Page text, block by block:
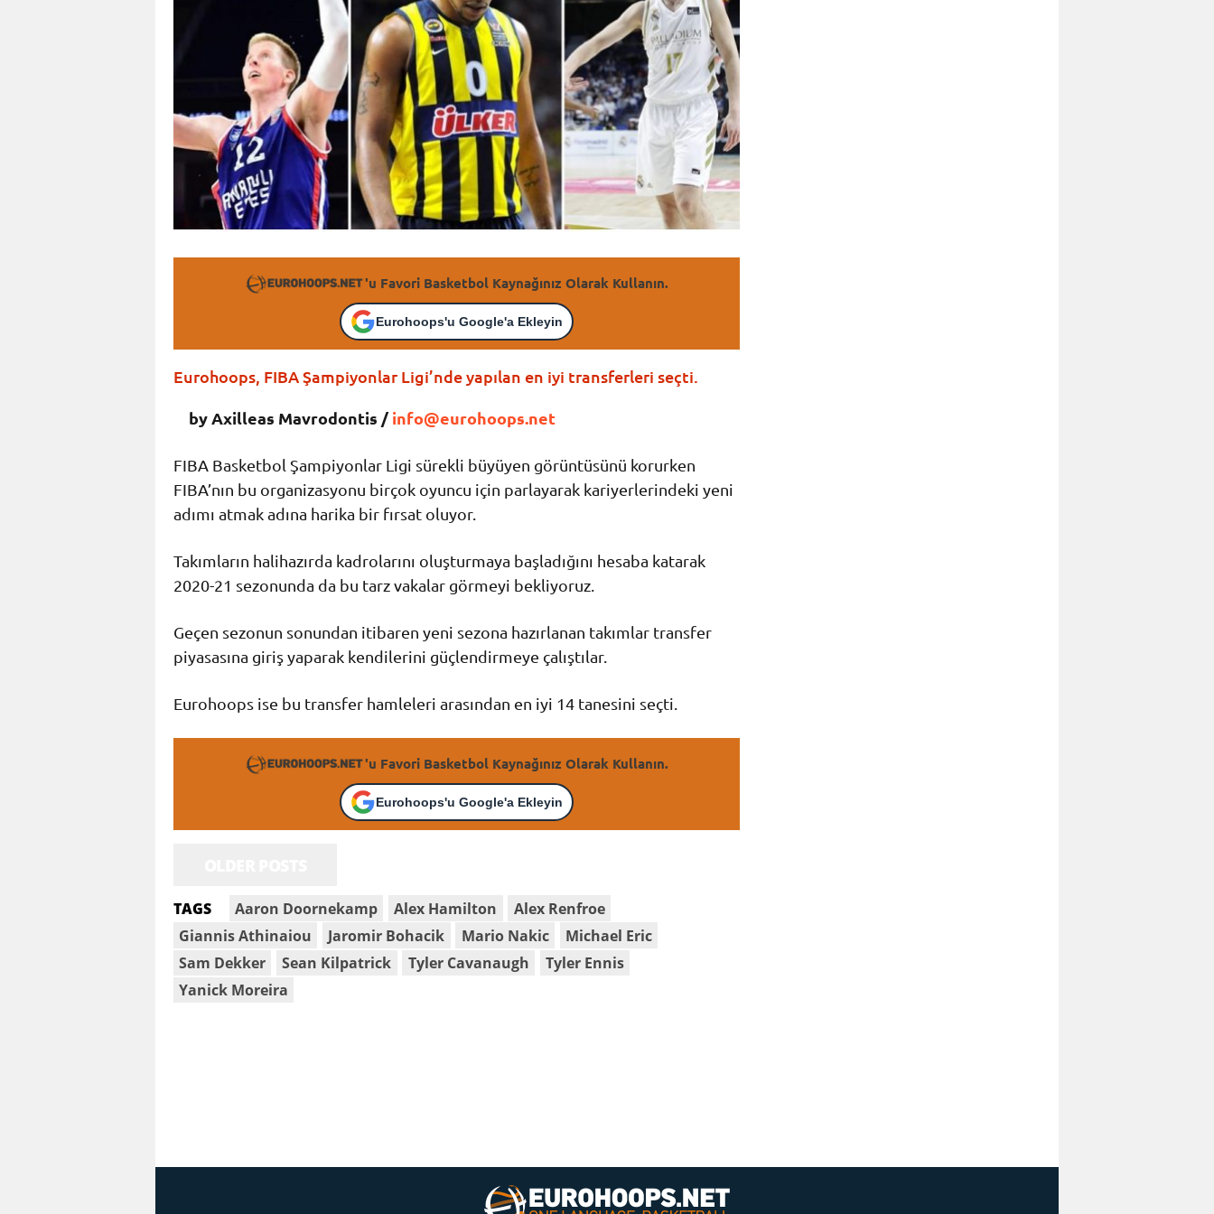
'u Favori Basketbol Kaynağınız Olarak Kullanın.
Eurohoops'u Google'a Ekleyin
Eurohoops, FIBA Şampiyonlar Ligi’nde yapılan en iyi transferleri seçti.
by Axilleas Mavrodontis /info@eurohoops.net
FIBA Basketbol Şampiyonlar Ligi sürekli büyüyen görüntüsünü korurken
FIBA’nın bu organizasyonu birçok oyuncu için parlayarak kariyerlerindeki yeni
adımı atmak adına harika bir fırsat oluyor.
Takımların halihazırda kadrolarını oluşturmaya başladığını hesaba katarak
2020-21 sezonunda da bu tarz vakalar görmeyi bekliyoruz.
Geçen sezonun sonundan itibaren yeni sezona hazırlanan takımlar transfer
piyasasına giriş yaparak kendilerini güçlendirmeye çalıştılar.
Eurohoops ise bu transfer hamleleri arasından en iyi 14 tanesini seçti.
'u Favori Basketbol Kaynağınız Olarak Kullanın.
Eurohoops'u Google'a Ekleyin
TAGS Aaron Doornekamp Alex Hamilton
Alex Renfroe
Giannis Athinaiou
Jaromir Bohacik Mario Nakic
Michael Eric
Sam Dekker
Sean Kilpatrick Tyler Cavanaugh
Tyler Ennis
Yanick Moreira